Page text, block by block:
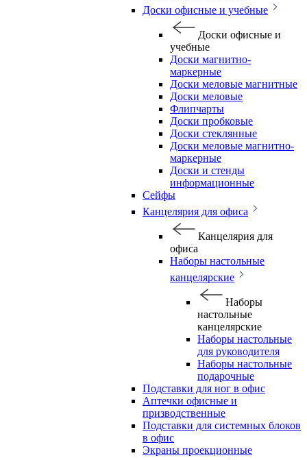
Доски офисные и учебные
Доски офисные и
учебные
Доски магнитно-
маркерные
Доски меловые магнитные
Доски меловые
Флипчарты
Доски пробковые
Доски стеклянные
Доски меловые магнитно-
маркерные
Доски и стенды
информационные
Сейфы
Канцелярия для офиса
Канцелярия для
офиса
Наборы настольные
канцелярские
Наборы
настольные
канцелярские
Наборы настольные
для руководителя
Наборы настольные
подарочные
Подставки для ног в офис
Аптечки офисные и
призводственные
Подставки для системных блоков
в офис
Экраны проекционные